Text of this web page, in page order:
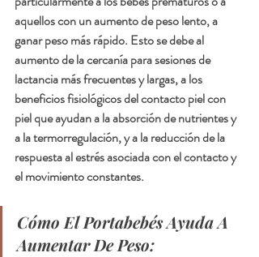
aquellos con un aumento de peso lento, a
ganar peso más rápido. Esto se debe al
aumento de la cercanía para sesiones de
lactancia más frecuentes y largas, a los
beneficios fisiológicos del contacto piel con
piel que ayudan a la absorción de nutrientes y
a la termorregulación, y a la reducción de la
respuesta al estrés asociada con el contacto y
el movimiento constantes.
Cómo El Portabebés Ayuda A
Aumentar De Peso: